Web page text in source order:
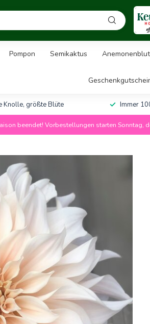
Pompon Semikaktus
Knolle, größte Blüte Immer
beendet! Vorbestellungen starten Sonntag,